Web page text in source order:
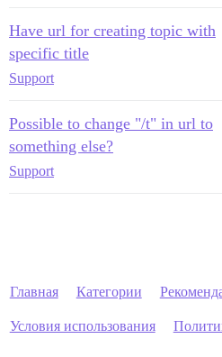
Have url for creating topic with
specific title
Support
Possible to change "/t" in url to
something else?
Support
Главная Категории
Условия использования